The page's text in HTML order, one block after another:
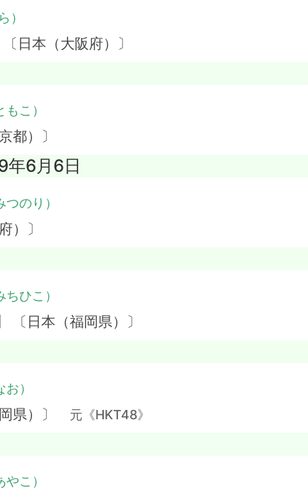
）
日本（大阪府）〕
もこ）
都）〕
6月6日
つのり）
）〕
ちひこ）
〔日本（福岡県）〕
）
岡県）〕 元《HKT48》
やこ）